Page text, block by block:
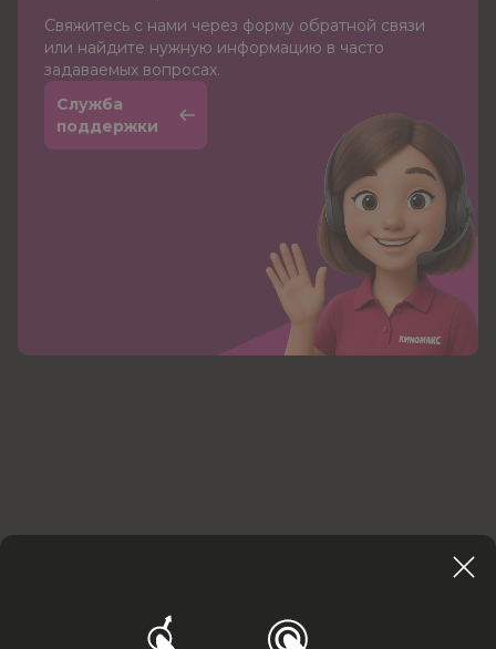
Cвяжитесь с нами через форму обратной связи
или найдите нужную информацию в часто
задаваемых вопросах.
Служба
поддержки